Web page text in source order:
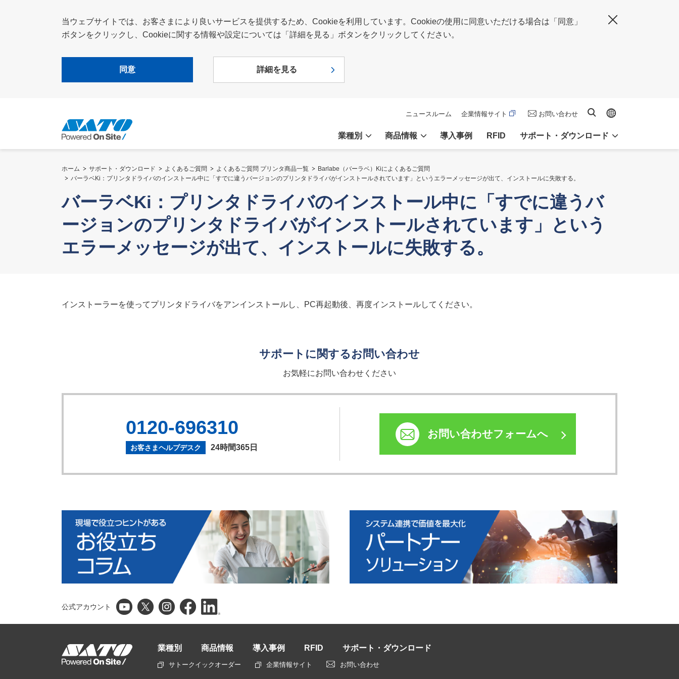
当ウェブサイトでは、お客さまにより良いサービスを提供するため、Cookieを利用しています。Cookieの使用に同意いただける場合は「同意」
ボタンをクリックし、Cookieに関する情報や設定については「詳細を見る」ボタンをクリックしてください。
同意 詳細を見る
業種別 商品情報 導入事例 RFID サポート・ダウンロード
ニュースルーム 企業情報サイト お問い合わせ サイト内検索
ホーム サポート・ダウンロード よくあるご質問 よくあるご質問 プリンタ商品一覧
Barlabe（バーラベ）Kiによくあるご質問
バーラベKi：プリンタドライバのインストール中に「すでに違うバージョンのプリンタドライバがインストールされています」というエラーメッセージが出て、インストールに失敗する。
バーラベKi：プリンタドライバのインストール中に「すでに違うバ
ージョンのプリンタドライバがインストールされています」という
エラーメッセージが出て、インストールに失敗する。
インストーラーを使ってプリンタドライバをアンインストールし、PC再起動後、再度インストールしてください。
サポートに関するお問い合わせ
お気軽にお問い合わせください
0120-696310
お客さまヘルプデスク 24時間365日
お問い合わせフォームへ
公式アカウント
業種別 商品情報 導入事例 RFID サポート・ダウンロード
サトークイックオーダー 企業情報サイト お問い合わせ